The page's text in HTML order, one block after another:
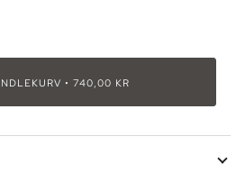
• 740,00 KR